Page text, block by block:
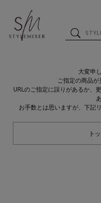
大変申
ご指定の商品が
URLのご指定に誤りがあるか、
お手数とは思いますが、下記
ト